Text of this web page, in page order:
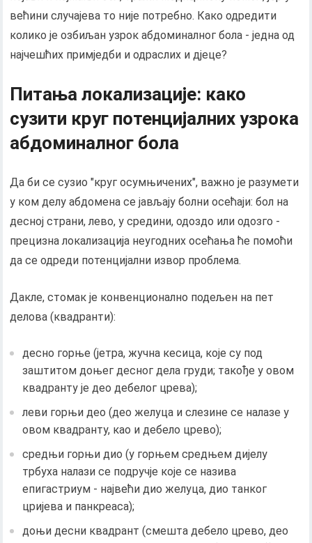
већини случајева то није потребно. Како одредити
колико је озбиљан узрок абдоминалног бола - једна од
најчешћих примједби и одраслих и дјеце?
Питања локализације: како
сузити круг потенцијалних узрока
абдоминалног бола
Да би се сузио "круг осумњичених", важно је разумети
у ком делу абдомена се јављају болни осећаји: бол на
десној страни, лево, у средини, одоздо или одозго -
прецизна локализација неугодних осећања ће помоћи
да се одреди потенцијални извор проблема.
Дакле, стомак је конвенционално подељен на пет
делова (квадранти):
десно горње (јетра, жучна кесица, које су под
заштитом доњег десног дела груди; такође у овом
квадранту је део дебелог црева);
леви горњи део (део желуца и слезине се налазе у
овом квадранту, као и дебело црево);
средњи горњи дио (у горњем средњем дијелу
трбуха налази се подручје које се назива
епигастриум - највећи дио желуца, дио танког
цријева и панкреаса);
доњи десни квадрант (смешта дебело црево, део